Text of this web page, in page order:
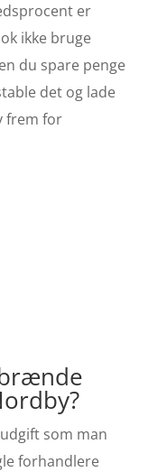
er
ikke bruge
du spare penge
det og lade
frem for
som man
forhandlere